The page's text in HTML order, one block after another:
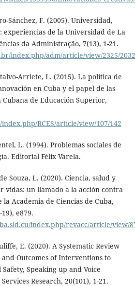
Sánchez, F. (2005). Universidad,
experiencias de la Universidad de La
da Administração, 7(13), 1-21.
index.php/adm/article/view/2325/2032
Arriete, L. (2015). La política de
en Cuba y el papel de las
de Educación Superior,
RCES/article/view/107/142
L. (1994). Problemas sociales de
Editorial Félix Varela.
Souza, L. (2020). Ciencia, salud y
vidas: un llamado a la acción contra
la Academia de Ciencias de Cuba,
e879.
index.php/revacc/article/view/
E. (2020). A Systematic Review
Outcomes of Interventions to
Speaking up and Voice
Research, 20(101), 1-21.